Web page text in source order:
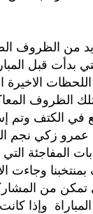
الظروف التي بدأت
‬جاءت وتكتلت عليه في
كانت نذيرا بحدوث نتيجة‮ ‬غير
توفيق الظهير الايسر‮ ‬،‮ ‬ثم
فقط من السفر الى رواندا‮ ‬،‮
السفر الى رواندا‮ ‬،‮ ‬لكن ربنا